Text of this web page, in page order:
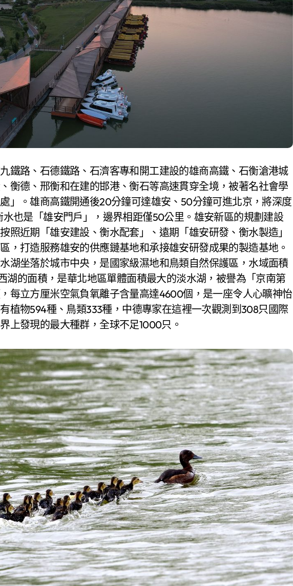
鐵路、石德鐵路、石濟客專和開工建設的雄商高鐵、石衡滄港城
衡德、邢衡和在建的邯港、衡石等高速貫穿全境，被著名社會學
」。雄商高鐵開通後20分鐘可達雄安、50分鐘可進北京，將深度
水也是「雄安門戶」，邊界相距僅50公里。雄安新區的規劃建設
照近期「雄安建設、衡水配套」、遠期「雄安研發、衡水製造」
，打造服務雄安的供應鏈基地和承接雄安研發成果的製造基地。
湖坐落於城市中央，是國家級濕地和鳥類自然保護區，水域面積
湖的面積，是華北地區單體面積最大的淡水湖，被譽為「京南第
每立方厘米空氣負氧離子含量高達4600個，是一座令人心曠神怡
植物594種、鳥類333種，中德專家在這裡一次觀測到308只國際
上發現的最大種群，全球不足1000只。